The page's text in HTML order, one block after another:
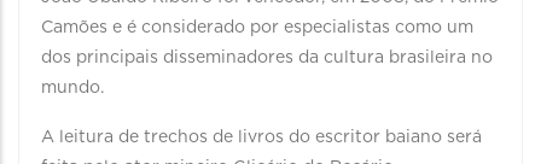
Camões e é considerado por especialistas como um
dos principais disseminadores da cultura brasileira no
mundo.
A leitura de trechos de livros do escritor baiano será